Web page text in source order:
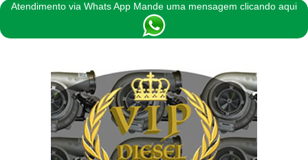
Atendimento via Whats App Mande uma mensagem clicando aqui